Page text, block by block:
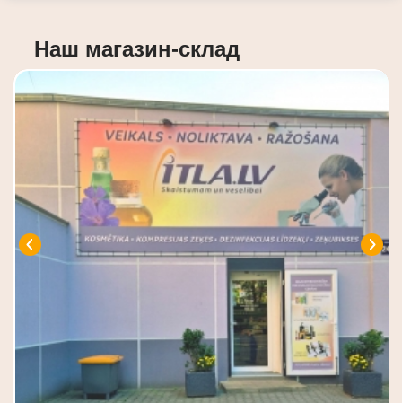
Наш магазин-склад